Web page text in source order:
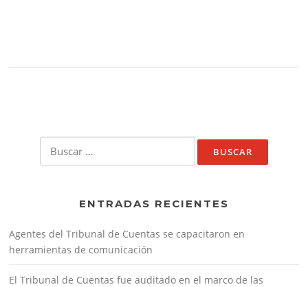
ENTRADAS RECIENTES
Agentes del Tribunal de Cuentas se capacitaron en
herramientas de comunicación
El Tribunal de Cuentas fue auditado en el marco de las